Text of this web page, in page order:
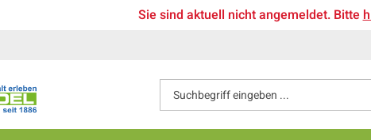
Sie sind aktuell nicht angemeldet. Bitte